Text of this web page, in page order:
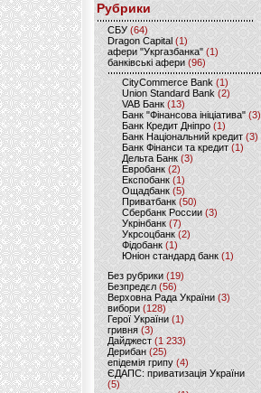
Рубрики
CБУ (64)
Dragon Capital (1)
афери "Укргазбанка" (1)
банківські афери (96)
CityCommerce Bank (1)
Union Standard Bank (2)
VAB Банк (13)
Банк "Фінансова ініціатива" (3)
Банк Кредит Дніпро (1)
Банк Національний кредит (3)
Банк Фінанси та кредит (1)
Дельта Банк (3)
Евробанк(2)
Експобанк (1)
Ощадбанк(5)
Приватбанк (50)
Сбербанк России (3)
Укрінбанк(7)
Укрсоцбанк (2)
Фідобанк (1)
Юніон стандард банк(1)
Без рубрики (19)
Безпредєл(56)
Верховна Рада України (3)
вибори(128)
Герої України(1)
гривня (3)
Дайджест (1 233)
Дерибан (25)
епідемія грипу (4)
ЄДАПС: приватизація України
(5)